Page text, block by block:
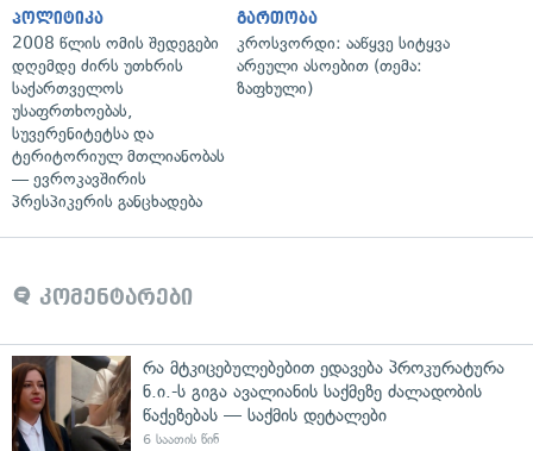
პოლიტიკა
2008 წლის ომის შედეგები
დღემდე ძირს უთხრის
საქართველოს
უსაფრთხოებას,
სუვერენიტეტსა და
ტერიტორიულ მთლიანობას
— ევროკავშირის
პრესპიკერის განცხადება
გართობა
კროსვორდი: ააწყვე სიტყვა
არეული ასოებით (თემა:
ზაფხული)
კომენტარები
რა მტკიცებულებებით ედავება პროკურატურა
ნ.ი.-ს გიგა ავალიანის საქმეზე ძალადობის
წაქეზებას — საქმის დეტალები
6 საათის წინ